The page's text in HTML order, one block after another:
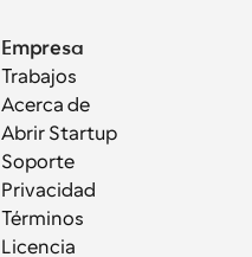
Empresa
Trabajos
Acerca de
Abrir Startup
Soporte
Privacidad
Términos
Licencia